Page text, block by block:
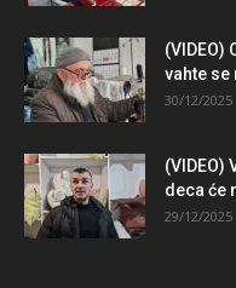
(VIDEO)
vahte se
30/12/2025
(VIDEO)
deca će
29/12/2025